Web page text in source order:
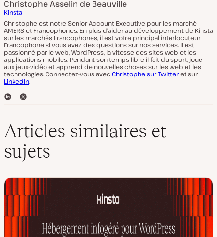
Christophe Asselin de Beauville
Kinsta
Christophe est notre Senior Account Executive pour les marché
AMERS et Francophones. En plus d'aider au développement de Kinsta
sur les marchés Francophones, il est votre principal interlocuteur
Francophone si vous avez des questions sur nos services. Il est
passionné par le web, WordPress, la vitesse des sites web et les
applications mobiles. Pendant son temps libre il fait du sport, joue
aux jeux-vidéo et apprend de nouvelles choses sur les web et les
technologies. Connectez-vous avec Christophe sur Twitteret sur
LinkedIn.
L
e
I
n
T
t
r
Articles similaires et
sujets